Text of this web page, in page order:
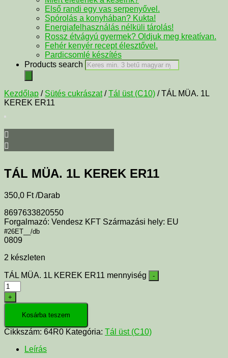
Első randi egy vas serpenyővel.
Spórolás a konyhában? Kukta!
Energiafelhasználás nélküli tárolás!
Rossz étvágyú gyermek? Oldjuk meg kreatívan.
Fehér kenyér recept élesztővel.
Pardicsomlé készítés
Products search
Kezdőlap / Sütés cukrászat/Tál üst (C10) / TÁL MÜA. 1L
KEREK ER11
TÁL MÜA. 1L KEREK ER11
350,0 Ft /Darab
8697633820550
Forgalmazó: Vendesz KFT Származási hely: EU
#26ET__/db
0809
2 készleten
TÁL MÜA. 1L KEREK ER11 mennyiség -
+
Kosárba teszem
Cikkszám: 64R0 Kategória: Tál üst (C10)
Leírás